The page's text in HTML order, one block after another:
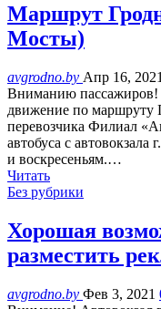
Маршрут
Мосты)
avgrodno.by Апр 16, 2021
Вниманию пассажиров!
движение по
перевозчика Филиал
автобуса с
и воскресеньям.…
Читать
Без рубрики
Хорошая
разместить
avgrodno.by Фев 3, 2021